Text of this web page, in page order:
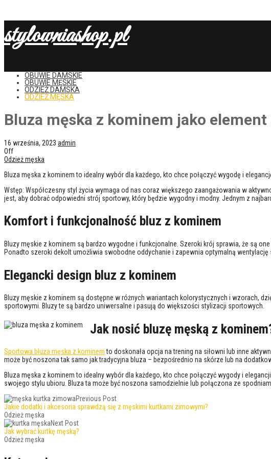
stylowniashop.pl
OBUWIE DAMSKIE
OBUWIE MĘSKIE
ODZIEŻ DAMSKA
ODZIEŻ MĘSKA
Bluza męska z kominem jako
16 września, 2023 admin
Off
Odzież męska
Bluza męska z kominem to idealny wybór dla każdego, kto chce połączyć wygodę i
Wstęp: Współczesny styl życia wymaga od nas coraz większego zaangażowania w
jest, aby dobrać odpowiedni strój sportowy, który będzie wygodny i modny. Jednym z
Komfort i funkcjonalność bluz z kominem
Bluzy męskie z kominem są bardzo wygodne i funkcjonalne. Szeroki krój sprawia, że są
Ponadto szeroki dekolt umożliwia swobodne oddychanie i zapewnia optymalną wentylację
Elegancki design bluz z kominem
Bluzy męskie z kominem są dostępne w różnych wariantach kolorystycznych i wzorach,
sportowymi. Bluzy te są bardzo uniwersalne i pasują do większości stylizacji sportowych.
Jak nosić bluzę męską z
Sportowa bluza męska z kominemto doskonała opcja na trening na siłowni lub inne
może być noszona tak samo jak tradycyjna bluza – bezpośrednio na skórze lub na
Bluza męska z kominem to idealny wybór dla każdego, kto chce połączyć wygody i
swojego stylu ubioru. Bluza ta może być noszona samodzielnie lub połączona ze
Previous Post
Jakie dodatki i akcesoria sprawdzą się z męskimi kurtkami zimowymi?
Odzież męska
Next Post
Jak wybrać kurtkę męską?
Odzież męska